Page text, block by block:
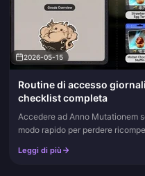
2026-05-15
Routine di accesso
checklist completa
Accedere ad Anno Mutationem
modo rapido per perdere
Leggi di più